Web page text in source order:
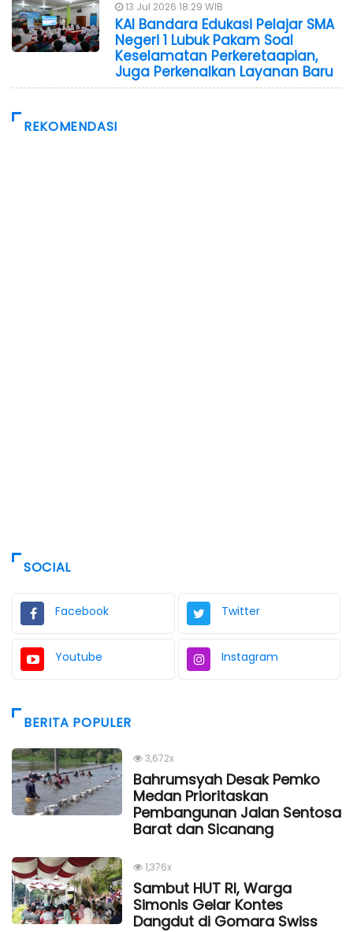
13 Jul 2026 18:29 WIB
KAI Bandara Edukasi Pelajar SMA
Negeri 1 Lubuk Pakam Soal
Keselamatan Perkeretaapian,
Juga Perkenalkan Layanan Baru
REKOMENDASI
SOCIAL
Facebook Twitter
Youtube Instagram
BERITA POPULER
3,672x
Bahrumsyah Desak Pemko
Medan Prioritaskan
Pembangunan Jalan Sentosa
Barat dan Sicanang
1,376x
Sambut HUT RI, Warga
Simonis Gelar Kontes
Dangdut di Gomara Swiss